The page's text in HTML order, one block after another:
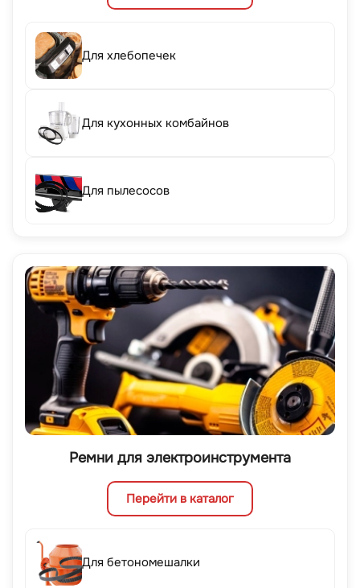
Для хлебопечек
Для кухонных комбайнов
Для пылесосов
Ремни для электроинструмента
Перейти в каталог
Для бетономешалки